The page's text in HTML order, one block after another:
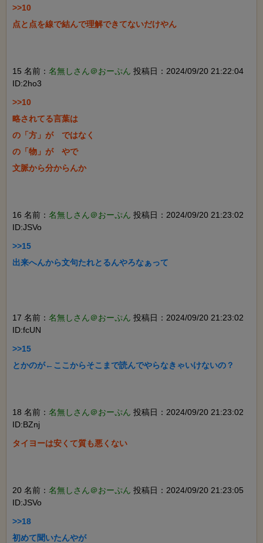
>>10
点と点を線で結んで理解できてないだけやん
15 名前： 名無しさん＠おーぷん 投稿日：2024/09/20 21:22:04
ID:2ho3
>>10
略されてる言葉は
の「方」が　ではなく
の「物」が　やで
文脈から分からんか
16 名前： 名無しさん＠おーぷん 投稿日：2024/09/20 21:23:02
ID:JSVo
>>15
出来へんから文句たれとるんやろなぁって
17 名前： 名無しさん＠おーぷん 投稿日：2024/09/20 21:23:02
ID:fcUN
>>15
とかのが←ここからそこまで読んでやらなきゃいけないの？
18 名前： 名無しさん＠おーぷん 投稿日：2024/09/20 21:23:02
ID:BZnj
タイヨーは安くて質も悪くない
20 名前： 名無しさん＠おーぷん 投稿日：2024/09/20 21:23:05
ID:JSVo
>>18
初めて聞いたんやが